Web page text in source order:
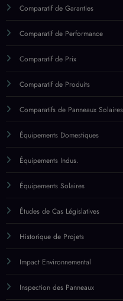
Comparatif de Garanties
Comparatif de Performance
Comparatif de Prix
Comparatif de Produits
Comparatifs de Panneaux Solaires
Équipements Domestiques
Équipements Indus.
Équipements Solaires
Études de Cas Législatives
Historique de Projets
Impact Environnemental
Inspection des Panneaux